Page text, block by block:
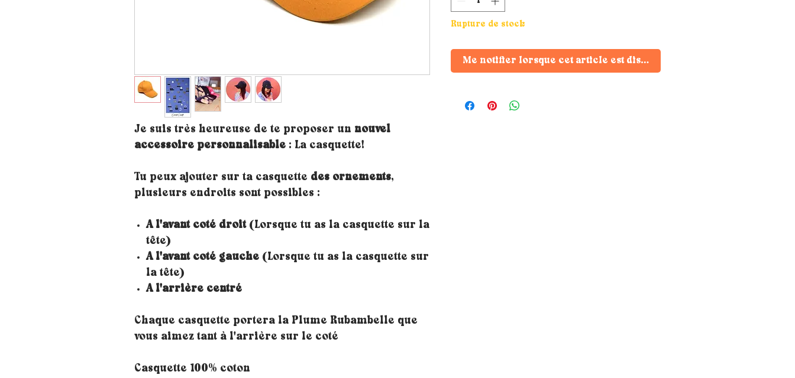
Je suis très heureuse de te proposer un nouvel
accessoire personnalisable : La casquette!
Tu peux ajouter sur ta casquette des ornements,
plusieurs endroits sont possibles :
A l'avant coté droit(Lorsque tu as la casquette sur la
tête)
A l'avant coté gauche (Lorsque tu as la casquette sur
la tête)
A l'arrière centré
Chaque casquette portera la Plume Rubambelle que
vous aimez tant à l'arrière sur le coté
Casquette 100% coton
Rupture de stock
Me notifier lorsque cet article est disponible